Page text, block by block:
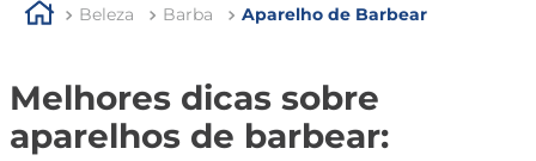
1º
tadalafila
3º
generico
4 º
aptamil
Beleza Barba Aparelho de Barbear
Melhores dicas sobre
aparelhos de barbear: